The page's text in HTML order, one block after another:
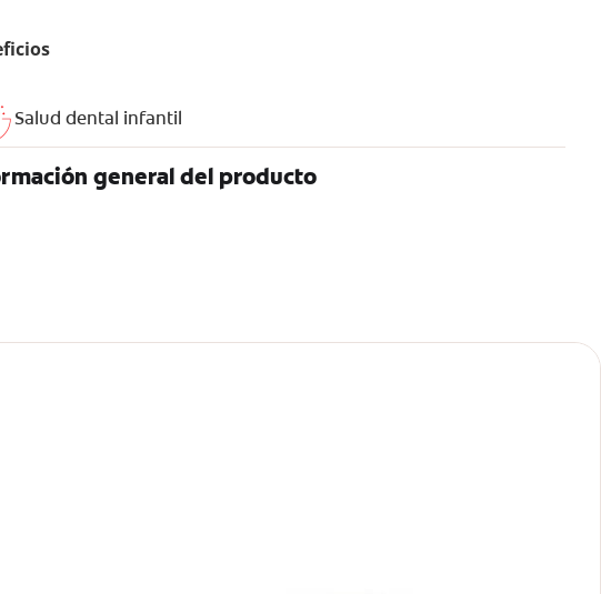
Salud dental infantil
general del producto